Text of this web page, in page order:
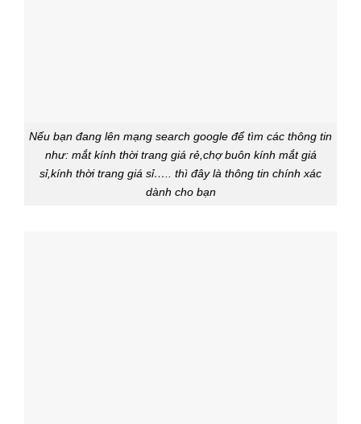
Nếu bạn đang lên mạng search google để tìm các thông tin
như: mắt kính thời trang giá rẻ,chợ buôn kính mắt giá
sỉ,kính thời trang giá sỉ….. thì đây là thông tin chính xác
dành cho bạn